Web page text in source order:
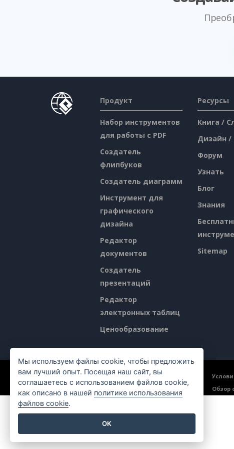
Продукт
Набор инструментов
для работы с PDF
Создатель
флипбуков
Создатель диаграмм
Инструмент для
графического
дизайна
Редактор
документов
Создатель
презентаций
Редактор
электронных таблиц
Ценообразование
Ресурсы
Книга /
Дизайн
Форум
Узнать
Блог
Знания
Sitemap
©2026 by Visual Paradigm. Все права защищены.
Обзор
Мы используем файлы cookie, чтобы предложить
вам лучший опыт. Посещая наш сайт, вы
соглашаетесь с использованием файлов cookie,
как описано в нашей политике использования
файлов cookie.
OK